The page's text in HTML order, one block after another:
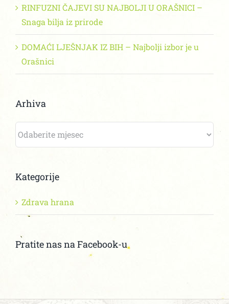
RINFUZNI ČAJEVI SU NAJBOLJI U ORAŠNICI –
Snaga bilja iz prirode
DOMAĆI LJEŠNJAK IZ BIH – Najbolji izbor je u
Orašnici
Arhiva
Kategorije
Zdrava hrana
Pratite nas na Facebook-u